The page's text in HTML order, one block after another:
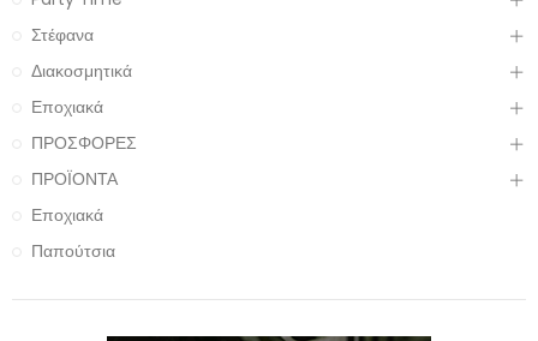
Στέφανα
Διακοσμητικά
Εποχιακά
ΠΡΟΣΦΟΡΕΣ
ΠΡΟΪΟΝΤΑ
Εποχιακά
Παπούτσια